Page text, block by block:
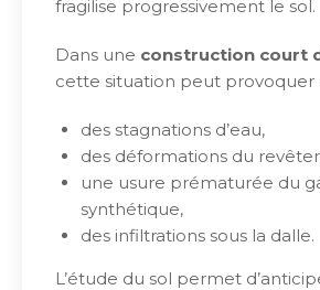
fragilise progressivement le sol.
Dans une construction court
cette situation peut provoquer :
des stagnations d’eau,
des déformations du
une usure prématurée du
synthétique,
des infiltrations sous la dalle.
L’étude du sol permet